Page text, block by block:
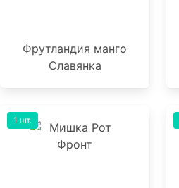
Фрутландия манго
Славянка
1 шт.